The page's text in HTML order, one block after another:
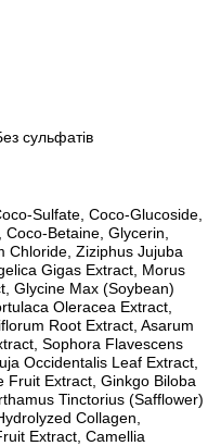
сульфатів
Sulfate, Coco-Glucoside,
Coco-Betaine, Glycerin,
Chloride, Ziziphus Jujuba
Gigas Extract, Morus
Glycine Max (Soybean)
Oleracea Extract,
Root Extract, Asarum
Sophora Flavescens
Occidentalis Leaf Extract,
Fruit Extract, Ginkgo Biloba
Tinctorius (Safflower)
Collagen,
Extract, Camellia